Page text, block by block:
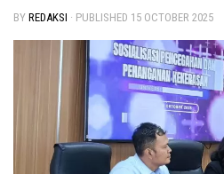
BY REDAKSI · PUBLISHED 15 OCTOBER 2025